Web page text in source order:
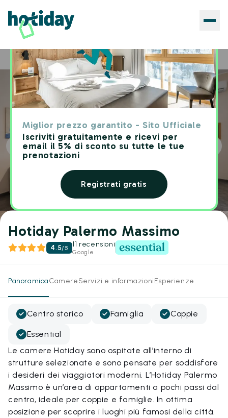
Miglior prezzo garantito - Sito Ufficiale
Iscriviti gratuitamente e ricevi per
email il 5% di sconto su tutte le tue
prenotazioni
Registrati gratis
Home Hotels Hotiday Palermo Massimo
Hotiday Palermo Massimo
4.5/5 11 recensioni
Google
PanoramicaCamereServizi e informazioniEsperienze
Centro storico Famiglia Coppie
Essential
Le camere Hotiday sono ospitate all’interno di
strutture selezionate e sono pensate per soddisfare
i desideri dei viaggiatori moderni. L’Hotiday Palermo
Massimo è un’area di appartamenti a pochi passi dal
centro, ideale per coppie e famiglie. In ottima
posizione per scoprire i luoghi più famosi della città.